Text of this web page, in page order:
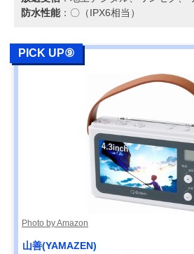
防水性能：〇（IPX6相当）
PICK UP⑨
Photo by Amazon
山善(YAMAZEN)